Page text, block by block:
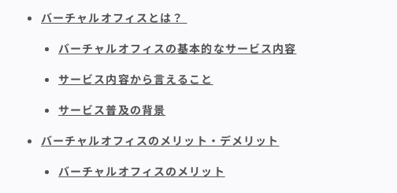
バーチャルオフィスとは？
バーチャルオフィスの基本的なサービス内容
サービス内容から言えること
サービス普及の背景
バーチャルオフィスのメリット・デメリット
バーチャルオフィスのメリット